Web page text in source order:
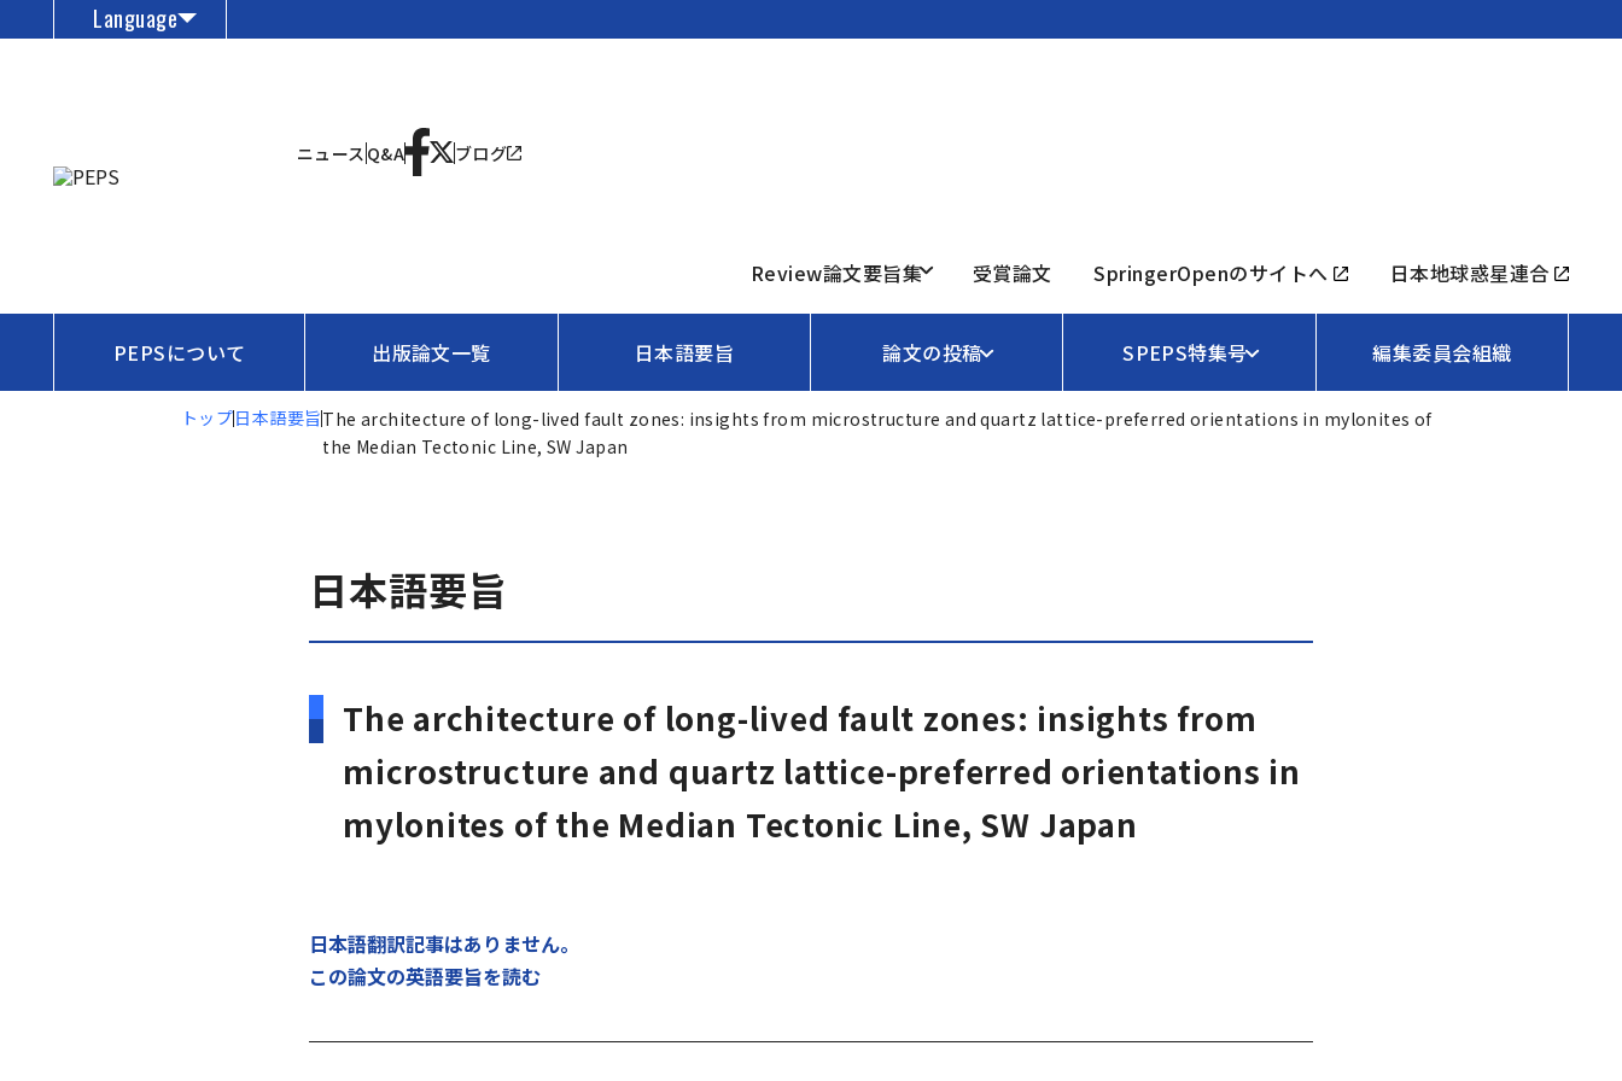
Language
ニュース Q&A ブログ
Review論文要旨集 受賞論文 SpringerOpenのサイトへ 日本地球惑星連合
PEPSについて 出版論文一覧 日本語要旨 論文の投稿 SPEPS特集号 編集委員会組織
トップ日本語要旨The architecture of long-lived fault zones: insights from microstructure and quartz lattice-preferred orientations in mylonites of
the Median Tectonic Line, SW Japan
日本語要旨
The architecture of long-lived fault zones: insights from
microstructure and quartz lattice-preferred orientations in
mylonites of the Median Tectonic Line, SW Japan
日本語翻訳記事はありません。
この論文の英語要旨を読む